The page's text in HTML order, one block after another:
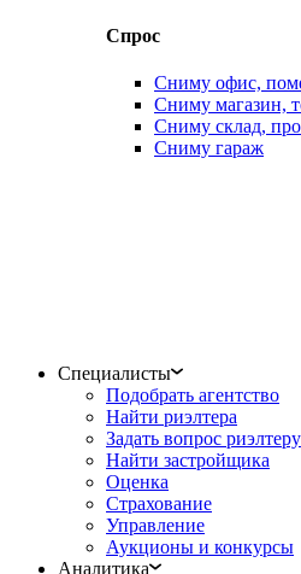
Спрос
Сниму офис,
Сниму магазин,
Сниму склад,
Сниму гараж
Специалисты
Подобрать агентство
Найти риэлтера
Задать вопрос риэлтеру
Найти застройщика
Оценка
Страхование
Управление
Аукционы и конкурсы
Аналитика